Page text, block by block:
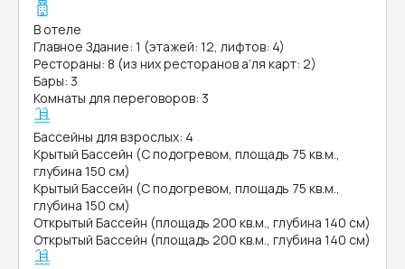
В отеле
Главное Здание: 1 (этажей: 12, лифтов: 4)
Рестораны: 8 (из них ресторанов а’ля карт: 2)
Бары: 3
Комнаты для переговоров: 3
Бассейны для взрослых: 4
Крытый Бассейн (С подогревом, площадь 75 кв.м.,
глубина 150 см)
Крытый Бассейн (С подогревом, площадь 75 кв.м.,
глубина 150 см)
Открытый Бассейн (площадь 200 кв.м., глубина 140 см)
Открытый Бассейн (площадь 200 кв.м., глубина 140 см)